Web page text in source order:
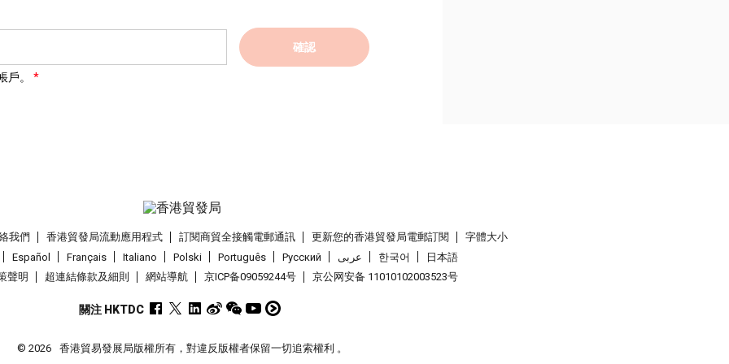
確認
。
我們 香港貿發局流動應用程式 訂閱商貿全接觸電郵通訊 更新您的香港貿發局電郵訂閱
字體大小
Español
Français Italiano Polski Português Pусский عربى 한국어
日本語
聲明
超連結條款及細則 網站導航 京ICP备09059244号 京公网安备 11010102003523号
關注 HKTDC
© 2026 香港貿易發展局版權所有，對違反版權者保留一切追索權利 。